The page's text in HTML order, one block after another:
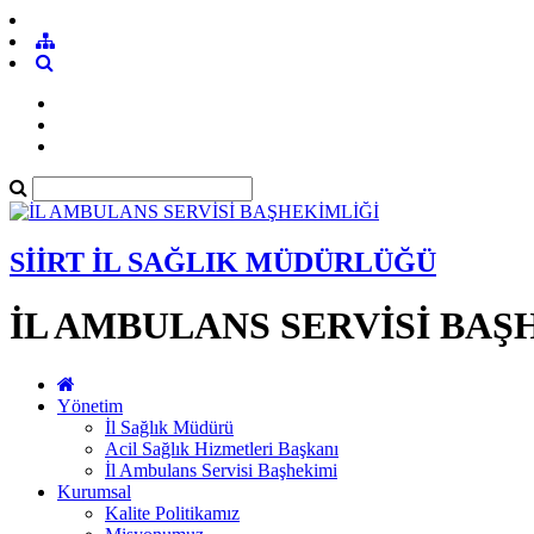
SİİRT İL SAĞLIK MÜDÜRLÜĞÜ
İL AMBULANS SERVİSİ
Yönetim
İl Sağlık Müdürü
Acil Sağlık Hizmetleri Başkanı
İl Ambulans Servisi Başhekimi
Kurumsal
Kalite Politikamız